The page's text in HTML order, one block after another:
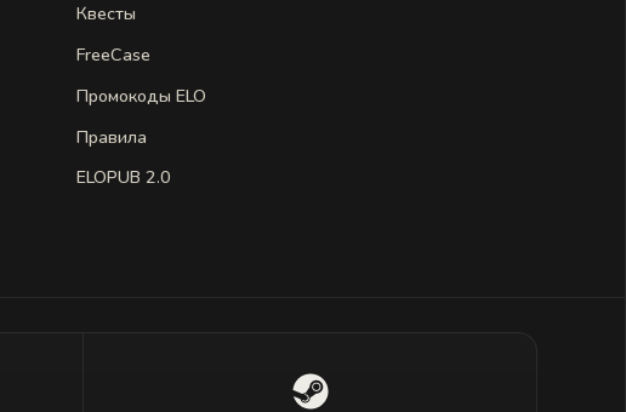
Квесты
FreeCase
Промокоды ELO
Правила
ELOPUB 2.0